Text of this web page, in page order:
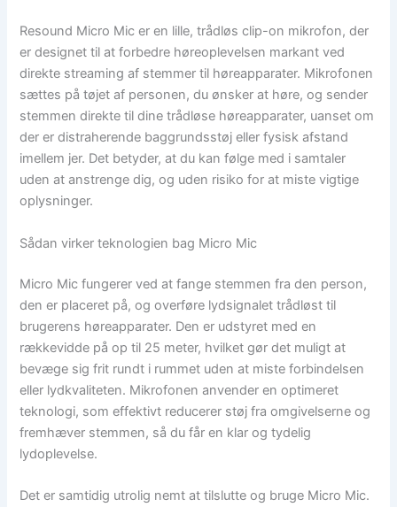
Resound Micro Mic er en lille, trådløs clip-on mikrofon, der
er designet til at forbedre høreoplevelsen markant ved
direkte streaming af stemmer til høreapparater. Mikrofonen
sættes på tøjet af personen, du ønsker at høre, og sender
stemmen direkte til dine trådløse høreapparater, uanset om
der er distraherende baggrundsstøj eller fysisk afstand
imellem jer. Det betyder, at du kan følge med i samtaler
uden at anstrenge dig, og uden risiko for at miste vigtige
oplysninger.
Sådan virker teknologien bag Micro Mic
Micro Mic fungerer ved at fange stemmen fra den person,
den er placeret på, og overføre lydsignalet trådløst til
brugerens høreapparater. Den er udstyret med en
rækkevidde på op til 25 meter, hvilket gør det muligt at
bevæge sig frit rundt i rummet uden at miste forbindelsen
eller lydkvaliteten. Mikrofonen anvender en optimeret
teknologi, som effektivt reducerer støj fra omgivelserne og
fremhæver stemmen, så du får en klar og tydelig
lydoplevelse.
Det er samtidig utrolig nemt at tilslutte og bruge Micro Mic.